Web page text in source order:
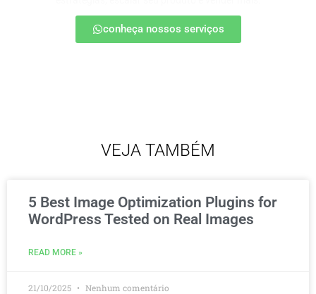
conheça nossos serviços
VEJA TAMBÉM
5 Best Image Optimization Plugins for
WordPress Tested on Real Images
READ MORE »
21/10/2025 Nenhum comentário